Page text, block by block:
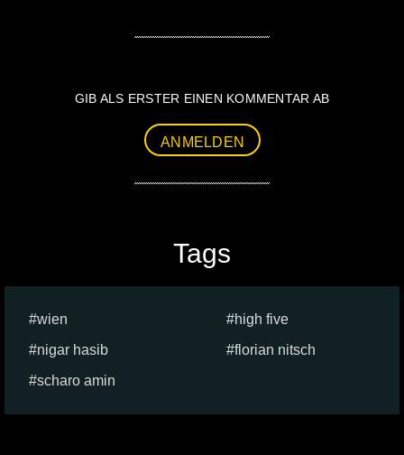
GIB ALS ERSTER EINEN KOMMENTAR AB
ANMELDEN
Tags
wien
high five
nigar hasib
florian nitsch
scharo amin